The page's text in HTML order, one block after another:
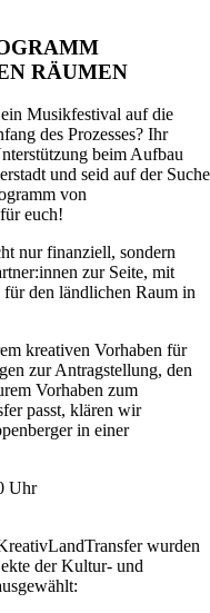
RÄUMEN
Musikfestival auf die
des Prozesses? Ihr
beim Aufbau
und seid auf der Suche
von
euch!
nur finanziell, sondern
zur Seite, mit
den ländlichen Raum in
kreativen Vorhaben für
zur Antragstellung, den
Vorhaben zum
passt, klären wir
in einer
Uhr
wurden
der Kultur- und